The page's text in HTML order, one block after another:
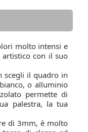
molto intensi e
con il suo
scegli il quadro in
o alluminio
permette di
palestra, la tua
di 3mm, è molto